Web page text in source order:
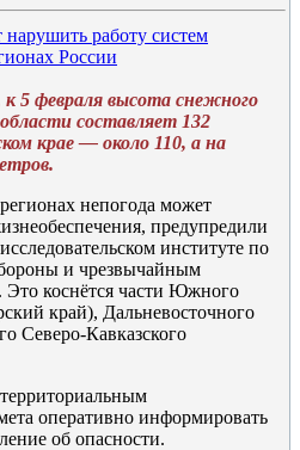
работу систем
России
февраля высота снежного
составляет 132
крае — около 110, а на
непогода может
предупредили
институте по
и чрезвычайным
коснётся части Южного
край), Дальневосточного
Северо-Кавказского
оперативно информировать
об опасности.